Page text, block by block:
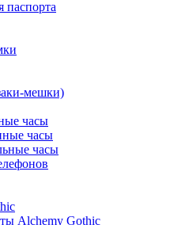
паспорта
мешки)
часы
часы
часы
Alchemy Gothic